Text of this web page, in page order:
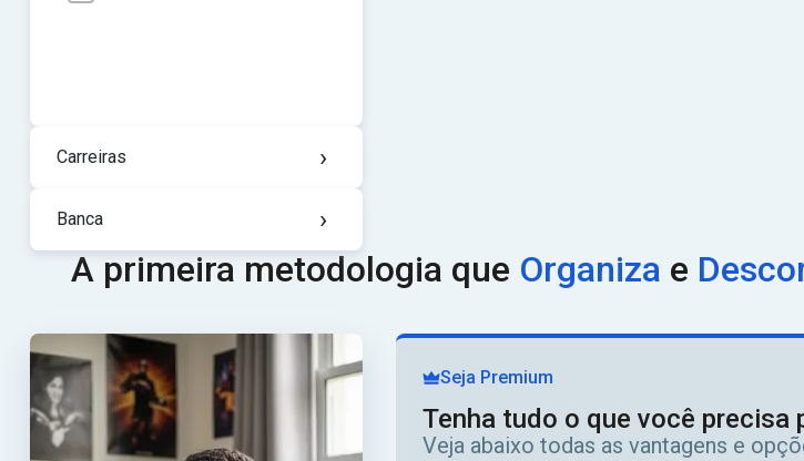
Carreiras ›
Banca ›
A primeira metodologia que Organiza e
Seja Premium
Tenha tudo o que você precisa
Veja abaixo todas as vantagens e